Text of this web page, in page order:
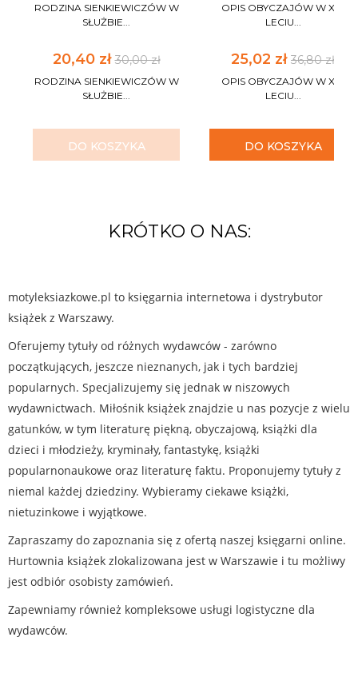
RODZINA SIENKIEWICZÓW W
SŁUŻBIE...
20,40 zł30,00 zł
RODZINA SIENKIEWICZÓW W
SŁUŻBIE...
DO KOSZYKA
OPIS OBYCZAJÓW W XV-
LECIU...
25,02 zł 36,80 zł
OPIS OBYCZAJÓW W XV-
LECIU...
DO KOSZYKA
KRÓTKO O NAS:
motyleksiazkowe.pl to księgarnia internetowa i dystrybutor
książek z Warszawy.
Oferujemy tytuły od różnych wydawców - zarówno
początkujących, jeszcze nieznanych, jak i tych bardziej
popularnych. Specjalizujemy się jednak w niszowych
wydawnictwach. Miłośnik książek znajdzie u nas pozycje z wielu
gatunków, w tym literaturę piękną, obyczajową, książki dla
dzieci i młodzieży, kryminały, fantastykę, książki
popularnonaukowe oraz literaturę faktu. Proponujemy tytuły z
niemal każdej dziedziny. Wybieramy ciekawe książki,
nietuzinkowe i wyjątkowe.
Zapraszamy do zapoznania się z ofertą naszej księgarni online.
Hurtownia książek zlokalizowana jest w Warszawie i tu możliwy
jest odbiór osobisty zamówień.
Zapewniamy również kompleksowe usługi logistyczne dla
wydawców.